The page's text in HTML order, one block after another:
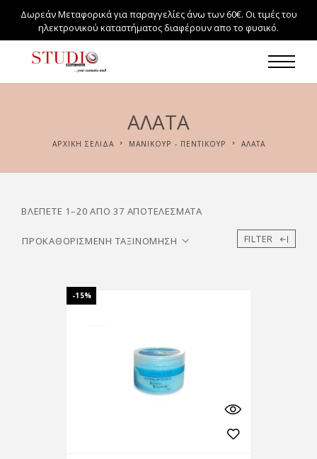
Δωρεάν Μεταφορικά για παραγγελίες άνω των 60€. Οι τιμές του
ηλεκτρονικού καταστήματος διαφέρουν απο το φυσικό.
ΑΛΑΤΑ
ΑΡΧΙΚΉ ΣΕΛΊΔΑ ΜΑΝΙΚΟΥΡ - ΠΕΝΤΙΚΟΥΡ ΑΛΑΤΑ
ΒΛΈΠΕΤΕ 1–20 ΑΠΌ 37 ΑΠΟΤΕΛΈΣΜΑΤΑ
FILTER
-15%